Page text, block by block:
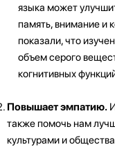
языка может
память, внимание и
показали, что
объем серого
когнитивных
Повышает эмпатию.
также помочь нам
культурами и